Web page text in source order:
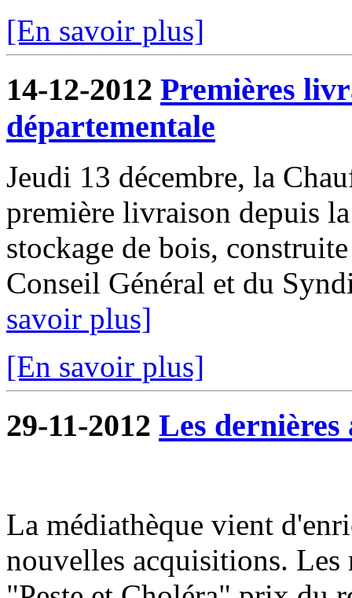
[En savoir plus]
14-12-2012 Premières
départementale
Jeudi 13 décembre, la
première livraison depuis
stockage de bois,
Conseil Général et du
savoir plus]
[En savoir plus]
29-11-2012 Les dernières
La médiathèque vient
nouvelles acquisitions.